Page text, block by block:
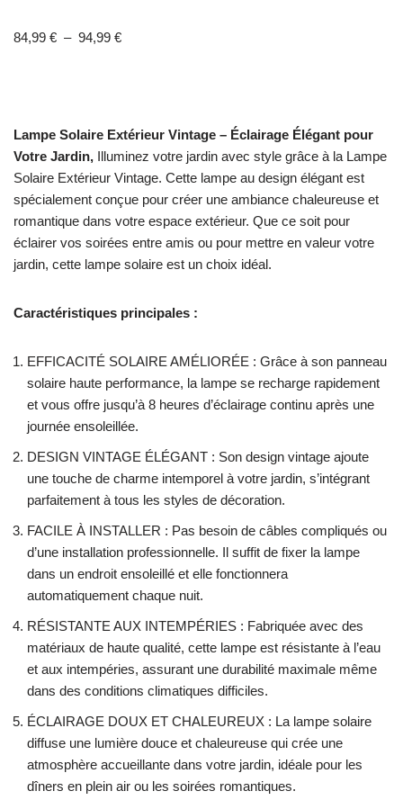
surnotation
84,99 € – 94,99 €
Lampe Solaire Extérieur Vintage – Éclairage Élégant pour
Votre Jardin, Illuminez votre jardin avec style grâce à la Lampe
Solaire Extérieur Vintage. Cette lampe au design élégant est
spécialement conçue pour créer une ambiance chaleureuse et
romantique dans votre espace extérieur. Que ce soit pour
éclairer vos soirées entre amis ou pour mettre en valeur votre
jardin, cette lampe solaire est un choix idéal.
Caractéristiques principales :
EFFICACITÉ SOLAIRE AMÉLIORÉE : Grâce à son panneau
solaire haute performance, la lampe se recharge rapidement
et vous offre jusqu’à 8 heures d’éclairage continu après une
journée ensoleillée.
DESIGN VINTAGE ÉLÉGANT : Son design vintage ajoute
une touche de charme intemporel à votre jardin, s’intégrant
parfaitement à tous les styles de décoration.
FACILE À INSTALLER : Pas besoin de câbles compliqués ou
d’une installation professionnelle. Il suffit de fixer la lampe
dans un endroit ensoleillé et elle fonctionnera
automatiquement chaque nuit.
RÉSISTANTE AUX INTEMPÉRIES : Fabriquée avec des
matériaux de haute qualité, cette lampe est résistante à l’eau
et aux intempéries, assurant une durabilité maximale même
dans des conditions climatiques difficiles.
ÉCLAIRAGE DOUX ET CHALEUREUX : La lampe solaire
diffuse une lumière douce et chaleureuse qui crée une
atmosphère accueillante dans votre jardin, idéale pour les
dîners en plein air ou les soirées romantiques.